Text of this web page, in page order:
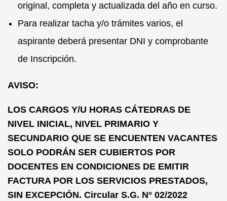
original, completa y actualizada del año en curso.
Para realizar tacha y/o trámites varios, el
aspirante deberá presentar DNI y comprobante
de Inscripción.
AVISO:
LOS CARGOS Y/U HORAS CÁTEDRAS DE
NIVEL INICIAL, NIVEL PRIMARIO Y
SECUNDARIO QUE SE ENCUENTEN VACANTES
SOLO PODRÁN SER CUBIERTOS POR
DOCENTES EN CONDICIONES DE EMITIR
FACTURA POR LOS SERVICIOS PRESTADOS,
SIN EXCEPCIÓN. Circular S.G. N° 02/2022